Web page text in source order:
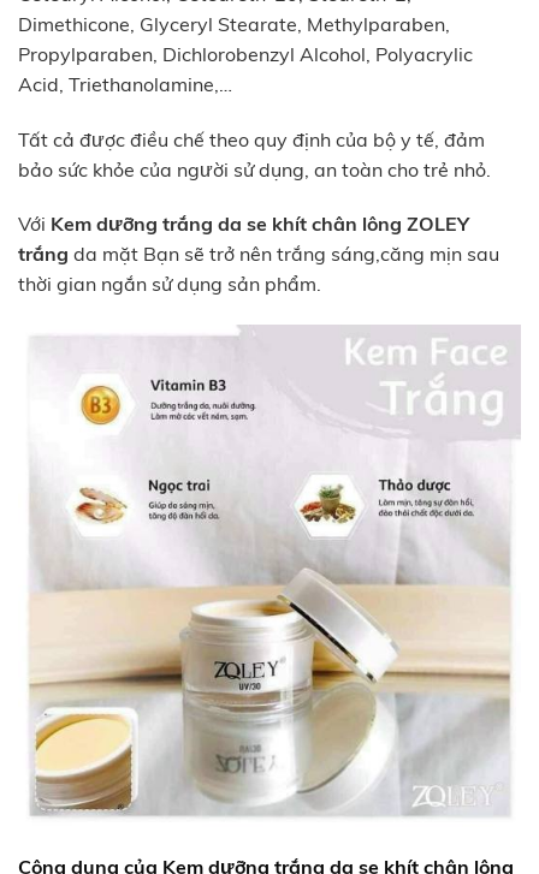
Dimethicone, Glyceryl Stearate, Methylparaben,
Propylparaben, Dichlorobenzyl Alcohol, Polyacrylic
Acid, Triethanolamine,…
Tất cả được điều chế theo quy định của bộ y tế, đảm
bảo sức khỏe của người sử dụng, an toàn cho trẻ nhỏ.
Với Kem dưỡng trắng da se khít chân lông ZOLEY
trắng da mặt Bạn sẽ trở nên trắng sáng,căng mịn sau
thời gian ngắn sử dụng sản phẩm.
Công dụng của Kem dưỡng trắng da se khít chân lông